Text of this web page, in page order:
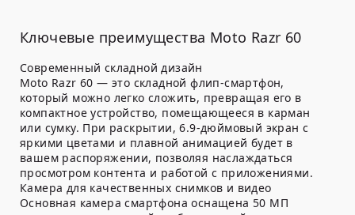
Ключевые преимущества Moto Razr 60
Современный складной дизайн
Moto Razr 60 — это складной флип-смартфон,
который можно легко сложить, превращая его в
компактное устройство, помещающееся в карман
или сумку. При раскрытии, 6.9-дюймовый экран с
яркими цветами и плавной анимацией будет в
вашем распоряжении, позволяя наслаждаться
просмотром контента и работой с приложениями.
Камера для качественных снимков и видео
Основная камера смартфона оснащена 50 МП